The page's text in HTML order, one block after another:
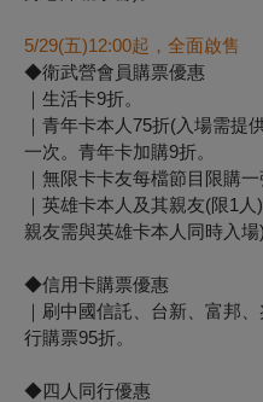
5/29(五)12:00起，全面啟售
◆衛武營會員購票優惠
｜生活卡9折。
｜青年卡本人75折(入場需
一次。青年卡加購9折。
｜無限卡卡友每檔節目限購一
｜英雄卡本人及其親友(限1
親友需與英雄卡本人同時入場)
◆信用卡購票
｜刷中國信託、台新、富邦
行購票95折。
◆四人同行優惠